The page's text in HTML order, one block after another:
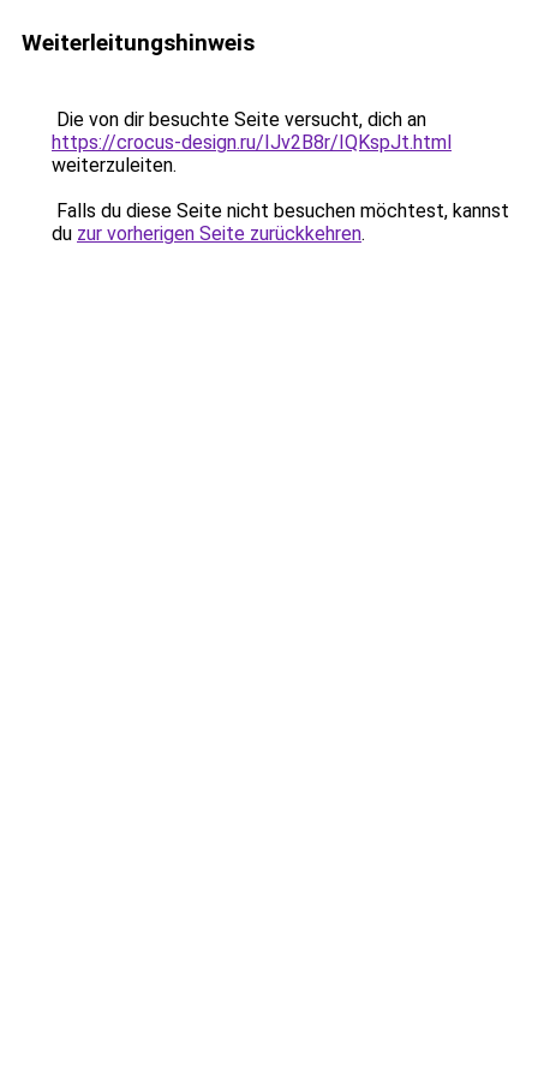
Weiterleitungshinweis
Die von dir besuchte Seite versucht, dich an
https://crocus-design.ru/IJv2B8r/IQKspJt.html
weiterzuleiten.
Falls du diese Seite nicht besuchen möchtest, kannst
du zur vorherigen Seite zurückkehren.